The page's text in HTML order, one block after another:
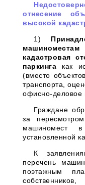
отнесение
высокой
1) П
машиноместам
кадастровая
паркинга как
(вместо
транспорта,
офисно-деловое
Граждане
за
машиномест
установленной
К
перечень
поэтажным